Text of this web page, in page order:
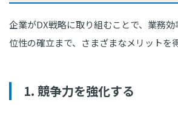
企業がDX戦略に取り組むことで、業務
位性の確立まで、さまざまなメリットを
1. 競争力を強化する